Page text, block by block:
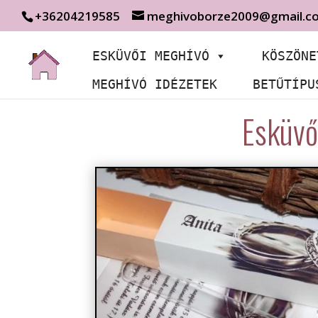
+36204219585
ESKÜVŐI MEGHÍVÓ
MEGHÍVÓ IDÉZETEK